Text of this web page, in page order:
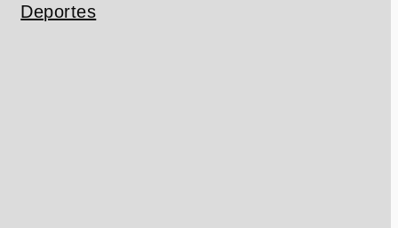
Deportes